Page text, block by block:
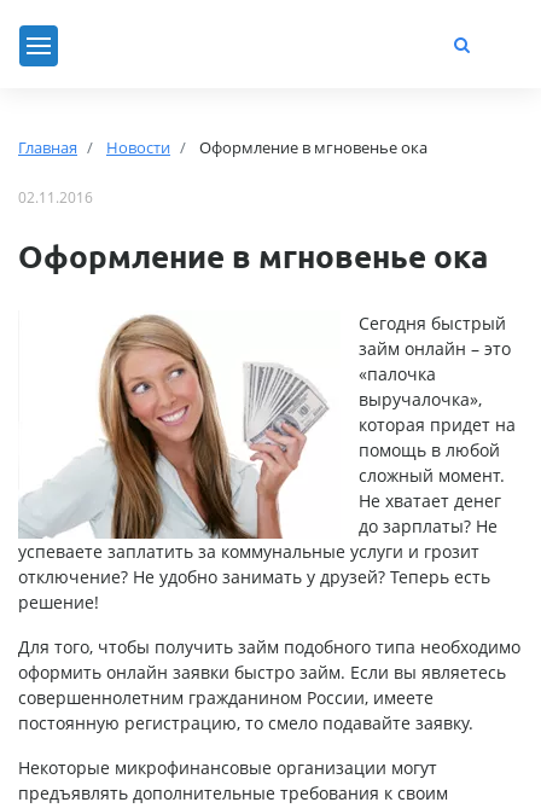
Главная Новости Оформление в мгновенье ока
02.11.2016
Оформление в мгновенье ока
Сегодня быстрый
займ онлайн – это
«палочка
выручалочка»,
которая придет на
помощь в любой
сложный момент.
Не хватает денег
до зарплаты? Не
успеваете заплатить за коммунальные услуги и грозит
отключение? Не удобно занимать у друзей? Теперь есть
решение!
Для того, чтобы получить займ подобного типа необходимо
оформить онлайн заявки быстро займ. Если вы являетесь
совершеннолетним гражданином России, имеете
постоянную регистрацию, то смело подавайте заявку.
Некоторые микрофинансовые организации могут
предъявлять дополнительные требования к своим